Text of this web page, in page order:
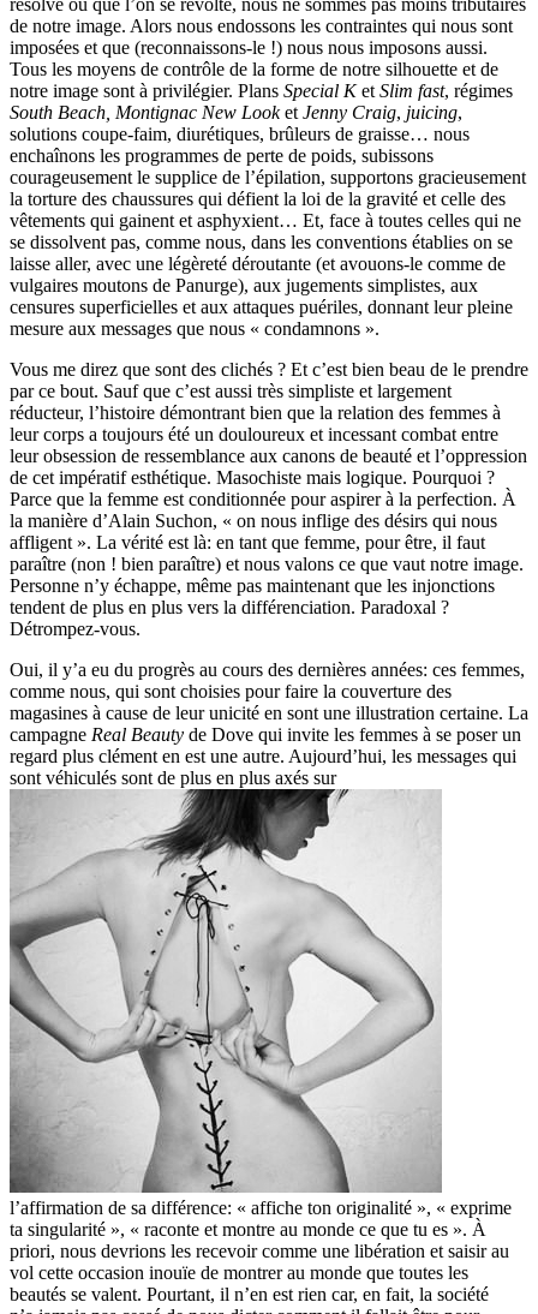
de notre image. Alors nous endossons les contraintes qui nous sont
imposées et que (reconnaissons-le !) nous nous imposons aussi.
Tous les moyens de contrôle de la forme de notre silhouette et de
notre image sont à privilégier. Plans Special Ket Slim fast, régimes
South Beach, Montignac New Looket Jenny Craig, juicing,
solutions coupe-faim, diurétiques, brûleurs de graisse… nous
enchaînons les programmes de perte de poids, subissons
courageusement le supplice de l’épilation, supportons gracieusement
la torture des chaussures qui défient la loi de la gravité et celle des
vêtements qui gainent et asphyxient… Et, face à toutes celles qui ne
se dissolvent pas, comme nous, dans les conventions établies on se
laisse aller, avec une légèreté déroutante (et avouons-le comme de
vulgaires moutons de Panurge), aux jugements simplistes, aux
censures superficielles et aux attaques puériles, donnant leur pleine
mesure aux messages que nous « condamnons ».
Vous me direz que sont des clichés ? Et c’est bien beau de le prendre
par ce bout. Sauf que c’est aussi très simpliste et largement
réducteur, l’histoire démontrant bien que la relation des femmes à
leur corps a toujours été un douloureux et incessant combat entre
leur obsession de ressemblance aux canons de beauté et l’oppression
de cet impératif esthétique. Masochiste mais logique. Pourquoi ?
Parce que la femme est conditionnée pour aspirer à la perfection. À
la manière d’Alain Suchon, « on nous inflige des désirs qui nous
affligent ». La vérité est là: en tant que femme, pour être, il faut
paraître (non ! bien paraître) et nous valons ce que vaut notre image.
Personne n’y échappe, même pas maintenant que les injonctions
tendent de plus en plus vers la différenciation. Paradoxal ?
Détrompez-vous.
Oui, il y’a eu du progrès au cours des dernières années: ces femmes,
comme nous, qui sont choisies pour faire la couverture des
magasines à cause de leur unicité en sont une illustration certaine. La
campagne Real Beauty de Dove qui invite les femmes à se poser un
regard plus clément en est une autre. Aujourd’hui, les messages qui
sont véhiculés sont de plus en plus axés sur
l’affirmation de sa différence: « affiche ton originalité », « exprime
ta singularité », « raconte et montre au monde ce que tu es ». À
priori, nous devrions les recevoir comme une libération et saisir au
vol cette occasion inouïe de montrer au monde que toutes les
beautés se valent. Pourtant, il n’en est rien car, en fait, la société